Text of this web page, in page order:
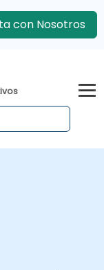
con Nosotros